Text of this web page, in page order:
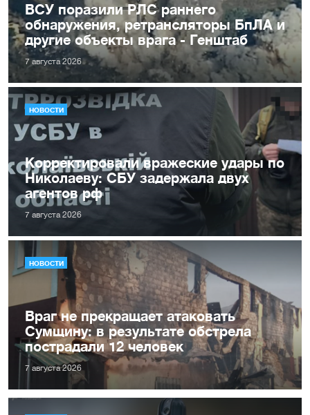
ВСУ поразили РЛС раннего
обнаружения, ретрансляторы БпЛА и
другие объекты врага - Генштаб
7 августа 2026
НОВОСТИ
Корректировали вражеские удары по
Николаеву: СБУ задержала двух
агентов рф
7 августа 2026
НОВОСТИ
Враг не прекращает атаковать
Сумщину: в результате обстрела
пострадали 12 человек
7 августа 2026